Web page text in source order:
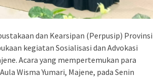
dan Kearsipan (Perpusip) Provinsi
kegiatan Sosialisasi dan Advokasi
Acara yang mempertemukan para
Wisma Yumari, Majene, pada Senin